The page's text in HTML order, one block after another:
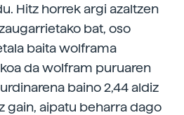
Hitz horrek argi azaltzen
bat, oso
baita wolframa
da wolfram puruaren
baino 2,44 aldiz
gain, aipatu beharra dago